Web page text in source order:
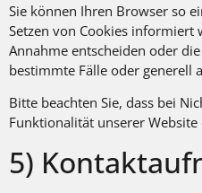
Sie können Ihren Browser so
Setzen von Cookies informiert
Annahme entscheiden oder
bestimmte Fälle oder generell
Bitte beachten Sie, dass bei
Funktionalität unserer
5)